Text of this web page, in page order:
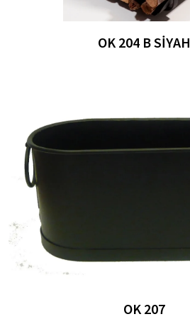
OK 204 B SIYAH
OK 207